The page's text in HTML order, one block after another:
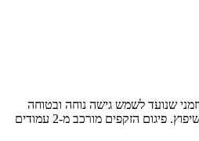
שנועד לשמש גישה נוחה ובטוחה
לעובדים במהלך עבודות בנייה ושיפוץ. פיגום הזקפים מורכב מ-2 עמודים